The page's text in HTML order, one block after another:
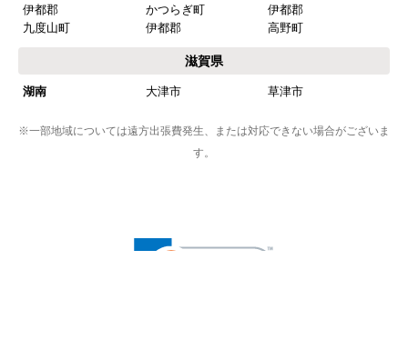
伊都郡
かつらぎ町
伊都郡
九度山町
伊都郡 高野町
滋賀県
湖南 大津市 草津市
※一部地域については遠方出張費発生、または対応できない場合がございま
す。